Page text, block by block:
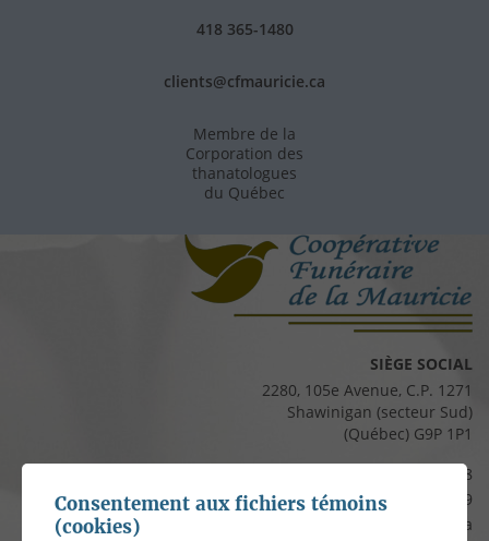
418 365-1480
clients@cfmauricie.ca
Membre de la
Corporation des
thanatologues
du Québec
SIÈGE SOCIAL
2280, 105e Avenue, C.P. 1271
Shawinigan (secteur Sud)
(Québec) G9P 1P1
819 537-8828
Télécopieur :819 537-8829
clients@cfmauricie.ca
Consentement aux fichiers témoins
(cookies)